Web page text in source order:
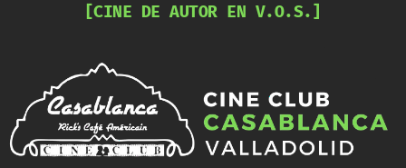
[CINE DE AUTOR EN V.O.S.]